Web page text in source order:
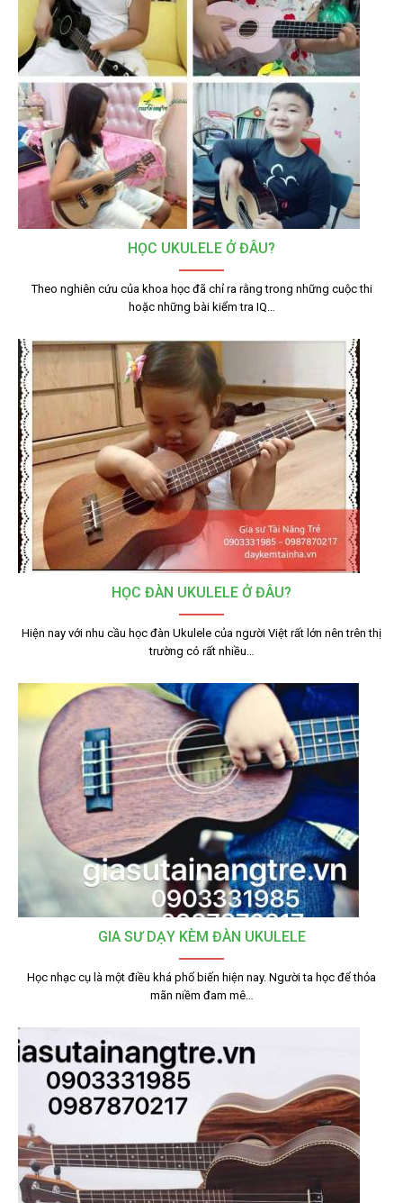
HỌC UKULELE Ở ĐÂU?
Theo nghiên cứu của khoa học đã chỉ ra rằng trong những cuộc thi
hoặc những bài kiểm tra IQ…
HỌC ĐÀN UKULELE Ở ĐÂU?
Hiện nay với nhu cầu học đàn Ukulele của người Việt rất lớn nên trên thị
trường có rất nhiều…
GIA SƯ DẠY KÈM ĐÀN UKULELE
Học nhạc cụ là một điều khá phổ biến hiện nay. Người ta học để thỏa
mãn niềm đam mê…